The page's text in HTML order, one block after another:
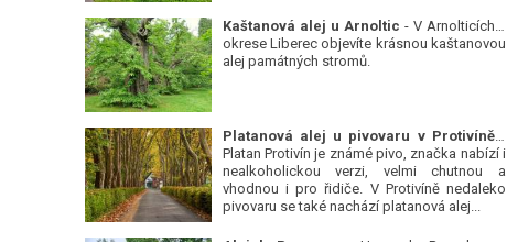
Kaštanová alej u Arnoltic - V Arnolticích v
okrese Liberec objevíte krásnou kaštanovou
alej památných stromů.
Platanová alej u pivovaru v Protivíně-
Platan Protivín je známé pivo, značka nabízí i
nealkoholickou verzi, velmi chutnou a
vhodnou i pro řidiče. V Protivíně nedaleko
pivovaru se také nachází platanová alej...